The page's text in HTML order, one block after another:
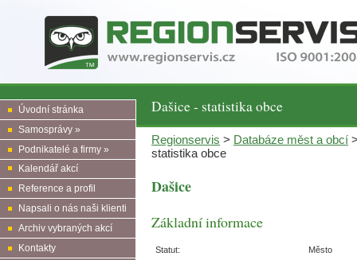
Dašice - statistika obce
Úvodní stránka
Samosprávy »
Podnikatelé a firmy »
Kalendář akcí
Reference a profil
Napsali o nás naši klienti
Archiv vybraných akcí
Kontakty
Regionservis > Databáze měst a obcí
statistika obce
Dašice
Základní informace
Statut:
Město